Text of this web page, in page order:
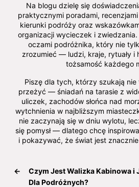
Na blogu dzielę się
praktycznymi poradami,
kierunki podróży oraz
organizacji wycieczek i
oczami podróżnika, który nie
zrozumieć — ludzi, kraje, rytuały i
tożsamość każdego
Piszę dla tych, którzy szukają
przeżyć — śniadań na tarasie z
uliczek, zachodów słońca nad
wytchnienia w najbliższym
nie zaczynają się w dniu wylotu,
się pomysł — dlatego chcę
i pokazywać, że świat jest
←
Czym Jest Walizka Kabinowa i
Dla Podróżnych?